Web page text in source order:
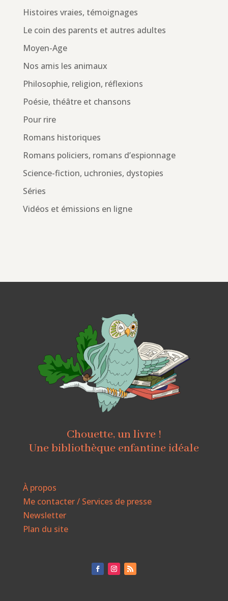
Histoires vraies, témoignages
Le coin des parents et autres adultes
Moyen-Age
Nos amis les animaux
Philosophie, religion, réflexions
Poésie, théâtre et chansons
Pour rire
Romans historiques
Romans policiers, romans d’espionnage
Science-fiction, uchronies, dystopies
Séries
Vidéos et émissions en ligne
Chouette, un livre !
Une bibliothèque enfantine idéale
À propos
Me contacter / Services de presse
Newsletter
Plan du site